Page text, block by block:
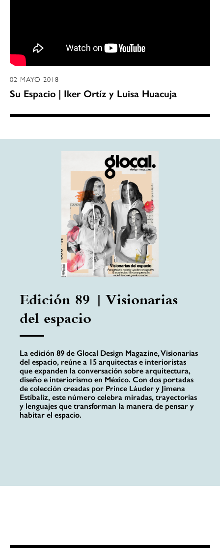
02 MAYO 2018
Su Espacio | Iker Ortíz y Luisa Huacuja
Edición 89 | Visionarias
del espacio
La edición 89 de Glocal Design Magazine, Visionarias
del espacio, reúne a 15 arquitectas e interioristas
que expanden la conversación sobre arquitectura,
diseño e interiorismo en México. Con dos portadas
de colección creadas por Prince Láuder y Jimena
Estíbaliz, este número celebra miradas, trayectorias
y lenguajes que transforman la manera de pensar y
habitar el espacio.